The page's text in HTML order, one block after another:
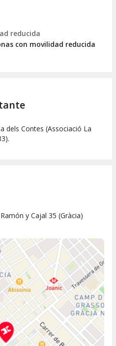
reducida
con movilidad reducida
dels Contes (Associació La
y Cajal 35 (Gràcia)